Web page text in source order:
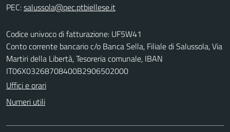
PEC:
Codice univoco di fatturazione: UF5W41
Conto corrente bancario c/o Banca Sella, Filiale di Salussola, Via
Martiri della Libertà, Tesoreria comunale, IBAN
IT06X03268708400B2906502000
Uffici e orari
Numeri utili